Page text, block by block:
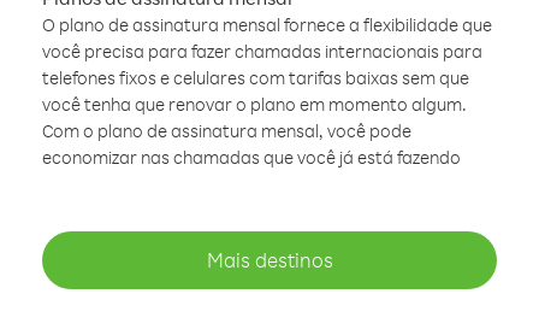
O plano de assinatura mensal fornece a flexibilidade que
você precisa para fazer chamadas internacionais para
telefones fixos e celulares com tarifas baixas sem que
você tenha que renovar o plano em momento algum.
Com o plano de assinatura mensal, você pode
economizar nas chamadas que você já está fazendo
Mais destinos